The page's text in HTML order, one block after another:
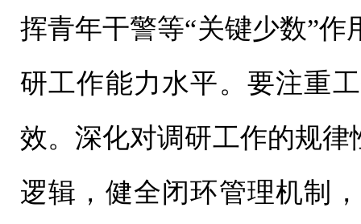
挥青年干警等“关键少数”
研工作能力水平。要注重
效。深化对调研工作的规律
逻辑，健全闭环管理机制